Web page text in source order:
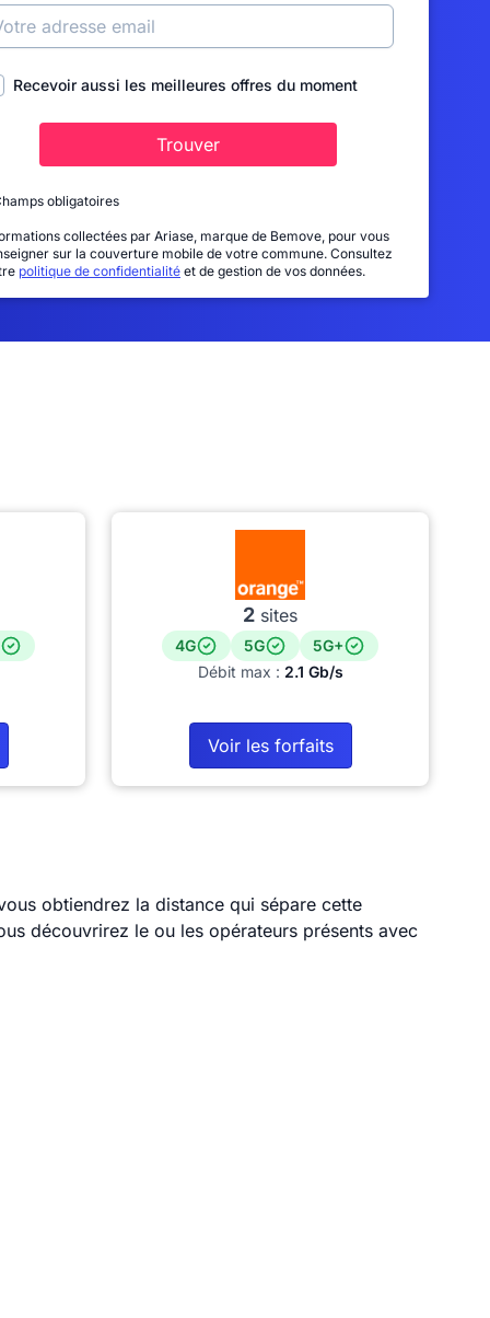
Recevoir aussi les meilleures offres du moment
Trouver
obligatoires
collectées par Ariase, marque de Bemove, pour vous
sur la couverture mobile de votre commune. Consultez
politique de confidentialité et de gestion de vos données.
2 sites
4G 5G
5G+
Débit max : 2.1 Gb/s
Voir les forfaits
obtiendrez la distance qui sépare cette
découvrirez le ou les opérateurs présents avec